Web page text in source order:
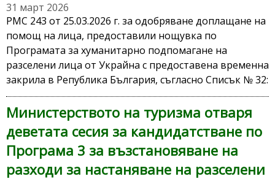
31 март 2026
РМС 243 от 25.03.2026 г. за одобряване доплащане на
помощ на лица, предоставили нощувка по
Програмата за хуманитарно подпомагане на
разселени лица от Украйна с предоставена временна
закрила в Република България, съгласно Списък № 32:
Министерството на туризма отваря
деветата сесия за кандидатстване по
Програма 3 за възстановяване на
разходи за настаняване на разселени